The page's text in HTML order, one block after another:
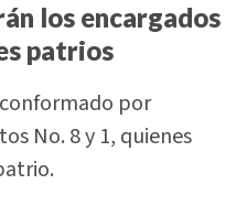
los encargados
patrios
por
No. 8 y 1, quienes